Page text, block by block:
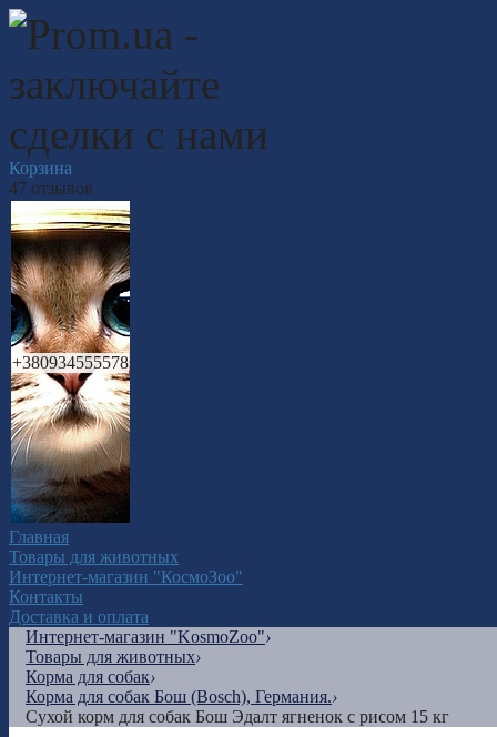
Корзина
47 отзывов
+380934555578
Главная
Товары для животных
Интернет-магазин "КосмоЗоо"
Контакты
Доставка и оплата
Интернет-магазин "KosmoZoo"›
Товары для животных›
Корма для собак›
Корма для собак Бош (Bosch), Германия.›
Сухой корм для собак Бош Эдалт ягненок с рисом 15 кг